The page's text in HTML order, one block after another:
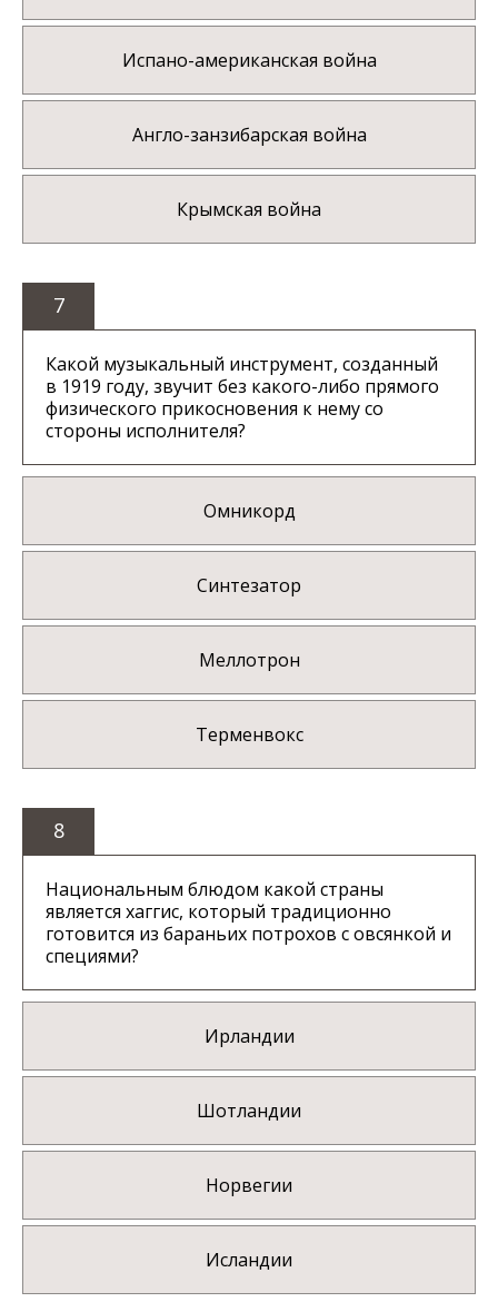
Испано-американская война
Англо-занзибарская война
Крымская война
7
Какой музыкальный инструмент, созданный
в 1919 году, звучит без какого-либо прямого
физического прикосновения к нему со
стороны исполнителя?
Омникорд
Синтезатор
Меллотрон
Терменвокс
8
Национальным блюдом какой страны
является хаггис, который традиционно
готовится из бараньих потрохов с овсянкой и
специями?
Ирландии
Шотландии
Норвегии
Исландии